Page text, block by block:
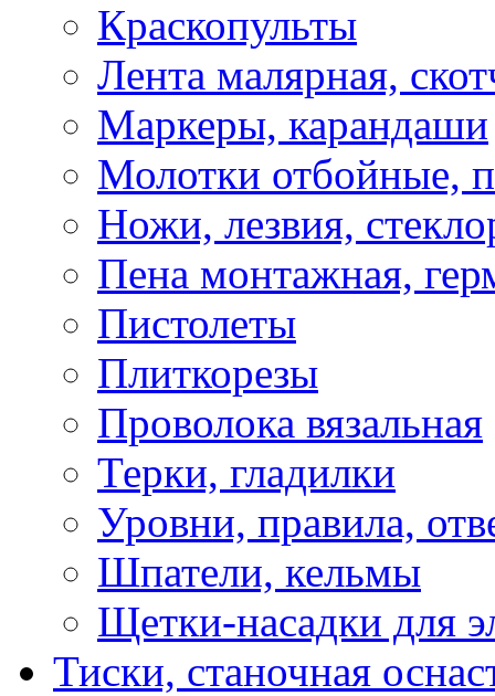
Краскопульты
Лента малярная,
Маркеры, карандаши
Молотки отбойные,
Ножи, лезвия,
Пена монтажная,
Пистолеты
Плиткорезы
Проволока вязальная
Терки, гладилки
Уровни, правила,
Шпатели, кельмы
Щетки-насадки для
Тиски, станочная